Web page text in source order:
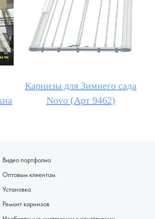
Карнизы для Зимнего сада
Novo (Арт 9462)
Видео портфолио
Оптовым клиентам
Установка
Ремонт карнизов